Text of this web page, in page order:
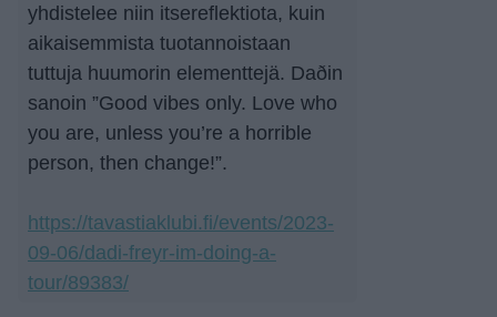
yhdistelee niin itsereflektiota, kuin
aikaisemmista tuotannoistaan
tuttuja huumorin elementtejä. Daðin
sanoin ”Good vibes only. Love who
you are, unless you’re a horrible
person, then change!”.
https://tavastiaklubi.fi/events/2023-
09-06/dadi-freyr-im-doing-a-
tour/89383/